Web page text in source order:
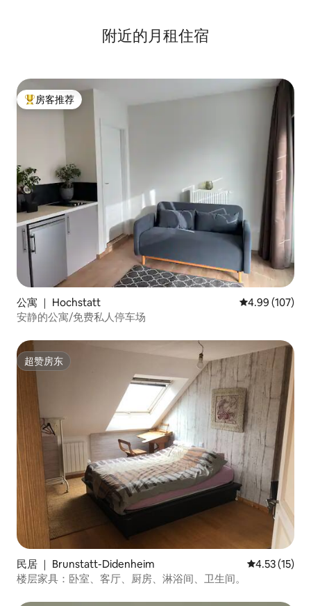
附近的月租住宿
热门「房客推荐」
房客推荐
公寓 ｜ Hochstatt 平均评分 4.99
4.99 (107)
安静的公寓/免费私人停车场
超赞房东
超赞房东
民居 ｜ Brunstatt-Didenheim 平均评分
4.53 (15)
楼层家具：卧室、客厅、厨房、淋浴间、卫生间。